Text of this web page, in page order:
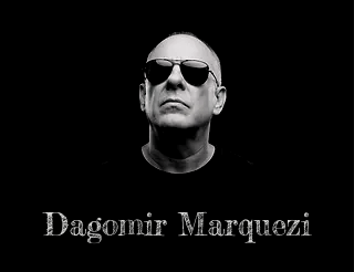
Dagomir Marquezi